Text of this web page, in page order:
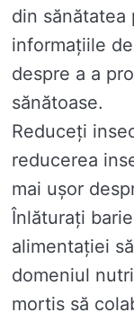
din sănătatea
informațiile
despre a a
sănătoase.
Reduceți
reducerea
mai ușor
Înlăturați
alimentației
domeniul
mortis să